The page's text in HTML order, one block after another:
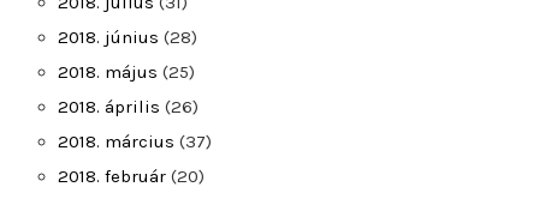
2018. június (28)
2018. május (25)
2018. április (26)
2018. március (37)
2018. február (20)